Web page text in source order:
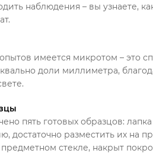
наблюдения – вы узнаете,
имеется микротом – это
доли миллиметра,
пять готовых образцов:
достаточно разместить их
стекле, накрыт